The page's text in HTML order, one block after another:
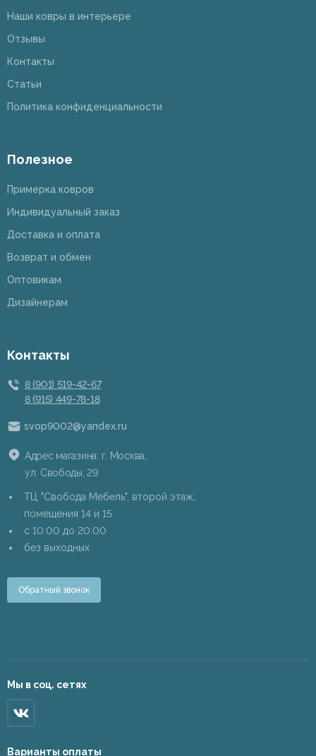
Наши ковры в интерьере
Отзывы
Контакты
Статьи
Политика конфиденциальности
Полезное
Примерка ковров
Индивидуальный заказ
Доставка и оплата
Возврат и обмен
Оптовикам
Дизайнерам
Контакты
8 (901) 519-42-67
8 (915) 449-78-18
svop9002@yandex.ru
Адрес магазина: г. Москва,
ул. Свободы, 29
ТЦ "Свобода Мебель", второй этаж,
помещения 14 и 15
c 10:00 до 20:00
без выходных
Обратный звонок
Мы в соц. сетях
Варианты оплаты